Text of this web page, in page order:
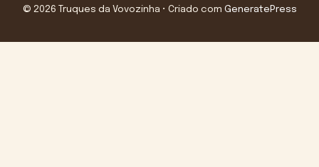
© 2026 Truques da Vovozinha • Criado com GeneratePress